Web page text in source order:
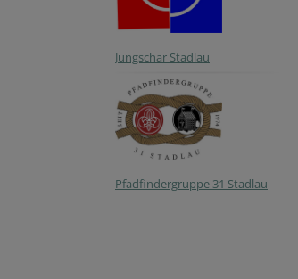
Jungschar Stadlau
Pfadfindergruppe 31 Stadlau